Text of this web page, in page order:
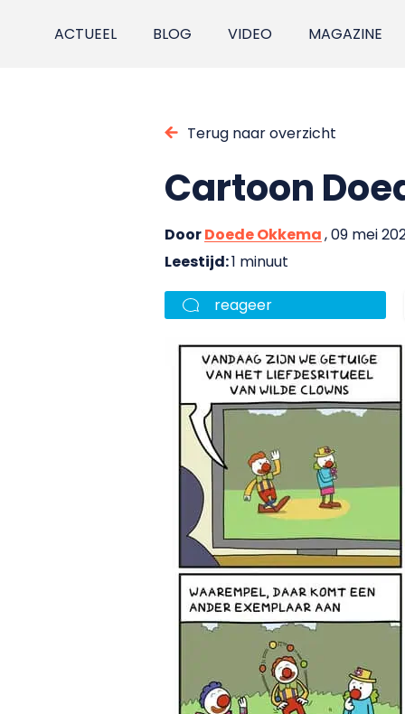
ACTUEEL BLOG VIDEO MAGAZINE
Terug naar overzicht
Cartoon
DoorDoede Okkema, 09 mei
Leestijd:1 minuut
reageer